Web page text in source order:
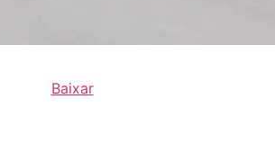
Baixar